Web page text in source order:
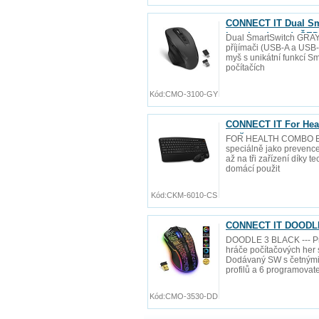
CONNECT IT Dual
baterie zdarma),
Dual SmartSwitch
příjímači (USB-A a
myš s unikátní funkcí
počítačích
Kód:CMO-3100-GY
CONNECT IT For
myš
FOR HEALTH
speciálně jako
až na tři zařízení díky
domácí použit
Kód:CKM-6010-CS
CONNECT IT
DOODLE 3 BLACK ---
hráče počítačových
Dodávaný SW s
profilů a 6
Kód:CMO-3530-DD